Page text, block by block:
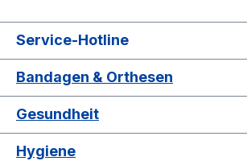
Service-Hotline
Bandagen & Orthesen
Gesundheit
Hygiene